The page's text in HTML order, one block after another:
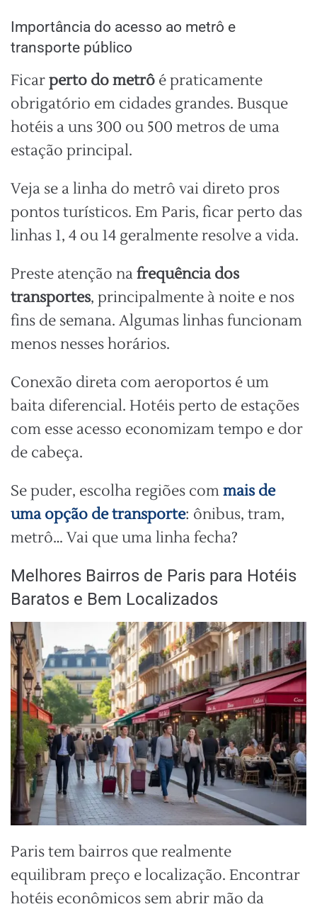
Importância do acesso ao metrô e
transporte público
Ficarperto do metrô é praticamente
obrigatório em cidades grandes. Busque
hotéis a uns 300 ou 500 metros de uma
estação principal.
Veja se a linha do metrô vai direto pros
pontos turísticos. Em Paris, ficar perto das
linhas 1, 4 ou 14 geralmente resolve a vida.
Preste atenção nafrequência dos
transportes, principalmente à noite e nos
fins de semana. Algumas linhas funcionam
menos nesses horários.
Conexão direta com aeroportos é um
baita diferencial. Hotéis perto de estações
com esse acesso economizam tempo e dor
de cabeça.
Se puder, escolha regiões commais de
uma opção de transporte: ônibus, tram,
metrô… Vai que uma linha fecha?
Melhores Bairros de Paris para Hotéis
Baratos e Bem Localizados
Paris tem bairros que realmente
equilibram preço e localização. Encontrar
hotéis econômicos sem abrir mão da